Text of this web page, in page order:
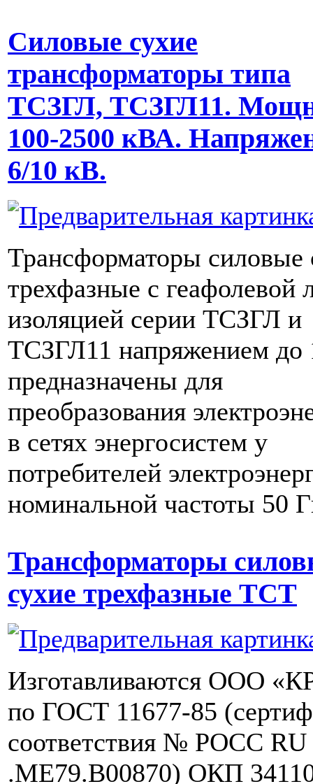
Силовые сухие
трансформаторы типа
ТСЗГЛ, ТСЗГЛ11.
100-2500 кВА.
6/10 кВ.
Трансформаторы силовые
трехфазные с геафолевой
изоляцией серии ТСЗГЛ и
ТСЗГЛ11 напряжением до
предназначены для
преобразования
в сетях энергосистем у
потребителей
номинальной частоты 50
Трансформаторы
сухие трехфазные ТСТ
Изготавливаются ООО
по ГОСТ 11677-85
соответствия № РОСС RU
.МЕ79.В00870) ОКП